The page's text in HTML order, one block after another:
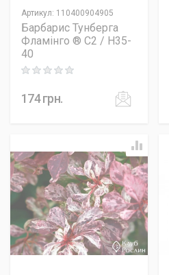
Артикул: 110400904905
Барбарис Тунберга
Фламінго ® C2 / H35-
40
Rating: 0 out of 5
174грн.